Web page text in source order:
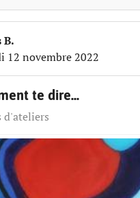
B.
12 novembre 2022
te dire...
d'ateliers